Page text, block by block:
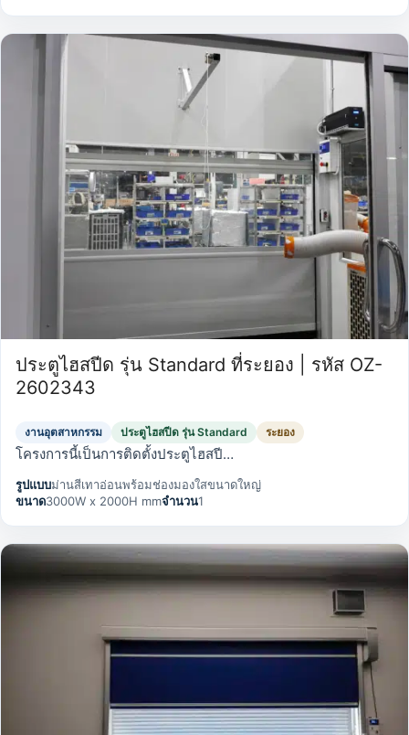
ประตูไฮสปีด รุ่น Standard ที่ระยอง | รหัส OZ-
2602343
งานอุตสาหกรรม ประตูไฮสปีด รุ่น Standard ระยอง
โครงการนี้เป็นการติดตั้งประตูไฮสปี…
รูปแบบม่านสีเทาอ่อนพร้อมช่องมองใสขนาดใหญ่
ขนาด3000W x 2000H mmจำนวน1